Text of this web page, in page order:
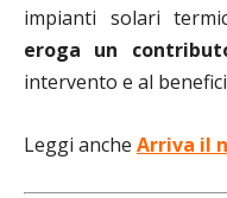
impianti solari
eroga un
intervento e al
Leggi anche Arriva il